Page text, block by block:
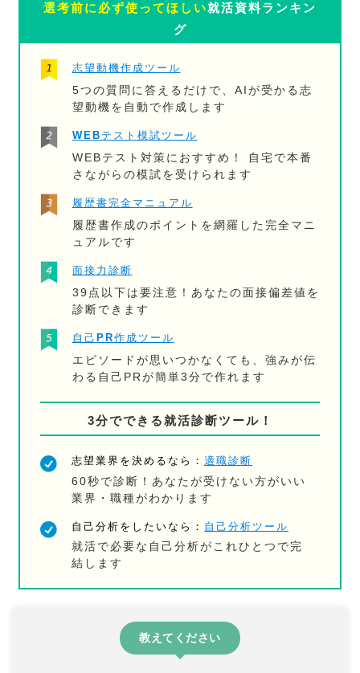
選考前に必ず使ってほしい就活資料ランキン
グ
志望動機作成ツール
5つの質問に答えるだけで、AIが受かる志
望動機を自動で作成します
WEBテスト模試ツール
WEBテスト対策におすすめ！ 自宅で本番
さながらの模試を受けられます
履歴書完全マニュアル
履歴書作成のポイントを網羅した完全マニ
ュアルです
面接力診断
39点以下は要注意！あなたの面接偏差値を
診断できます
自己PR作成ツール
エピソードが思いつかなくても、強みが伝
わる自己PRが簡単3分で作れます
3分でできる就活診断ツール！
志望業界を決めるなら：適職診断
60秒で診断！あなたが受けない方がいい
業界・職種がわかります
自己分析をしたいなら： 自己分析ツール
就活で必要な自己分析がこれひとつで完
結します